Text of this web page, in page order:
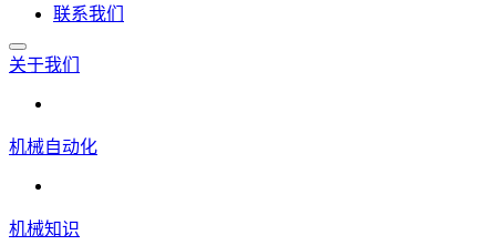
联系我们
关于我们
机械自动化
机械知识